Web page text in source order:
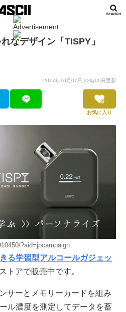
なデザイン「TISPY」
2017年10月07日 22時00分更新
お気に入り
?aid=jpcampaign
る学習型アルコールガジェッ
トアで販売中です。
サーとメモリーカードを組み
ル濃度を測定してデータを蓄